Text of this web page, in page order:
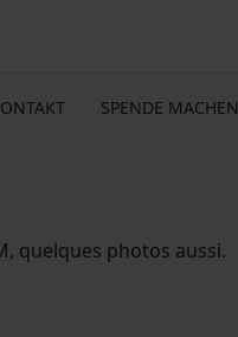
SPENDE MACHEN
quelques photos aussi.